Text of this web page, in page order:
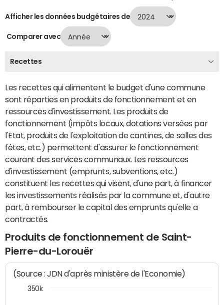
Afficher les données budgétaires de
Comparer avec
Recettes
Les recettes qui alimentent le budget d'une commune
sont réparties en produits de fonctionnement et en
ressources d'investissement. Les produits de
fonctionnement (impôts locaux, dotations versées par
l'Etat, produits de l'exploitation de cantines, de salles des
fêtes, etc.) permettent d'assurer le fonctionnement
courant des services communaux. Les ressources
d'investissement (emprunts, subventions, etc.)
constituent les recettes qui visent, d'une part, à financer
les investissements réalisés par la commune et, d'autre
part, à rembourser le capital des emprunts qu'elle a
contractés.
Produits de fonctionnement de Saint-
Pierre-du-Lorouër
(Source : JDN d'après ministère de l'Economie)
350k